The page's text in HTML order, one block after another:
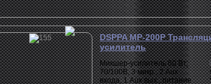
DSPPA MP-200P
усилитель
Микшер-усилитель 60 Вт,
70/100В, 3 микр., 2 Aux
входа, 1 Aux вых., питание